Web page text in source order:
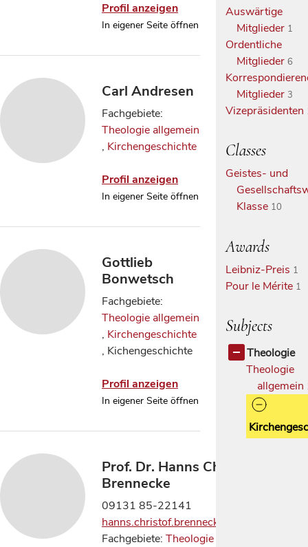
Profil anzeigen
In eigener Seite öffnen
Carl Andresen
Fachgebiete:
Theologie allgemein
, Kirchengeschichte
Profil anzeigen
In eigener Seite öffnen
Gottlieb
Bonwetsch
Fachgebiete:
Theologie allgemein
, Kirchengeschichte
, Kichengeschichte
Profil anzeigen
In eigener Seite öffnen
Prof. Dr. Hanns Christof
Brennecke
09131 85-22141
hanns.christof.brennecke@fau.de
Fachgebiete: Theologie allgemein
Auswärtige
Mitglieder 1
Ordentliche
Mitglieder 6
Mitglieder 3
Vizepräsidenten
Classes
Geistes- und
Klasse 10
Awards
Leibniz-Preis 1
Pour le Mérite 1
Subjects
Theologie
Theologie
allgemein